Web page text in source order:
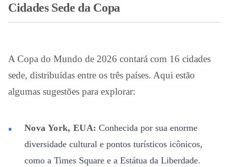
Cidades Sede da Copa
A Copa do Mundo de 2026 contará com 16 cidades
sede, distribuídas entre os três países. Aqui estão
algumas sugestões para explorar:
Nova York, EUA: Conhecida por sua enorme
diversidade cultural e pontos turísticos icônicos,
como a Times Square e a Estátua da Liberdade.